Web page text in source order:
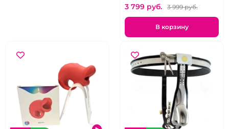
3 799 pуб. 3 999 pуб.
В корзину